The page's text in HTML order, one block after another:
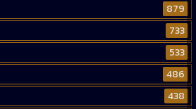
879
733
533
486
438